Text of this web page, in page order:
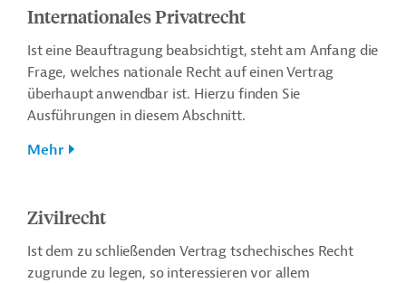
Internationales Privatrecht
Ist eine Beauftragung beabsichtigt, steht am Anfang die
Frage, welches nationale Recht auf einen Vertrag
überhaupt anwendbar ist. Hierzu finden Sie
Ausführungen in diesem Abschnitt.
Mehr
Zivilrecht
Ist dem zu schließenden Vertrag tschechisches Recht
zugrunde zu legen, so interessieren vor allem